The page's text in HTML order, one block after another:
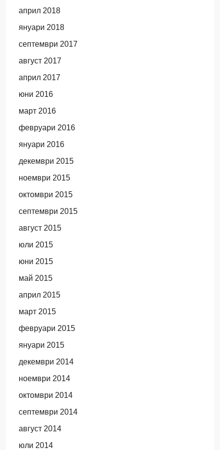
април 2018
януари 2018
септември 2017
август 2017
април 2017
юни 2016
март 2016
февруари 2016
януари 2016
декември 2015
ноември 2015
октомври 2015
септември 2015
август 2015
юли 2015
юни 2015
май 2015
април 2015
март 2015
февруари 2015
януари 2015
декември 2014
ноември 2014
октомври 2014
септември 2014
август 2014
юли 2014